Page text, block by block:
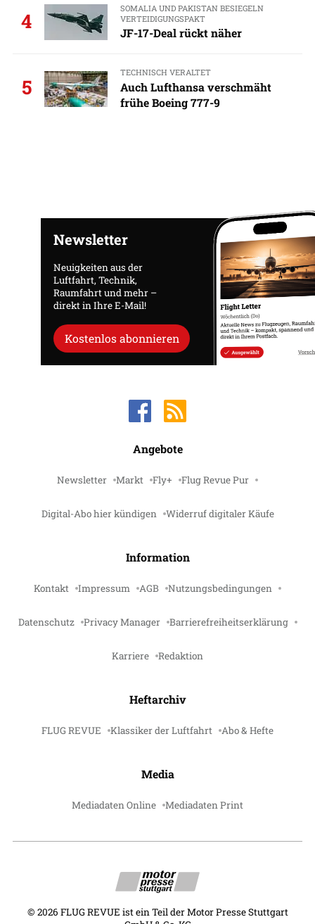
4
SOMALIA UND PAKISTAN BESIEGELN
VERTEIDIGUNGSPAKT
JF-17-Deal rückt näher
5
TECHNISCH VERALTET
Auch Lufthansa verschmäht
frühe Boeing 777-9
Newsletter
Neuigkeiten aus der
Luftfahrt, Technik,
Raumfahrt und mehr –
direkt in Ihre E-Mail!
Kostenlos abonnieren
Angebote
Newsletter Markt Fly+ Flug Revue Pur
Digital-Abo hier kündigen Widerruf digitaler Käufe
Information
Kontakt Impressum AGB Nutzungsbedingungen
Datenschutz Privacy Manager Barrierefreiheitserklärung
Karriere Redaktion
Heftarchiv
FLUG REVUE Klassiker der Luftfahrt Abo & Hefte
Media
Mediadaten Online Mediadaten Print
© 2026 FLUG REVUE ist ein Teil der Motor Presse Stuttgart